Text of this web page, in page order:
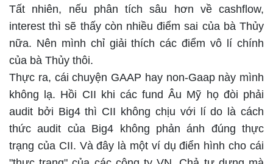
Tất nhiên, nếu phân tích sâu hơn về cashflow,
interest thì sẽ thấy còn nhiều điểm sai của bà Thủy
nữa. Nên mình chỉ giải thích các điểm vô lí chính
của bà Thủy thôi.
Thực ra, cái chuyện GAAP hay non-Gaap này mình
không lạ. Hồi CII khi các fund Âu Mỹ họ đòi phải
audit bởi Big4 thì CII không chịu với lí do là cách
thức audit của Big4 không phản ánh đúng thực
trạng của CII. Và đây là một ví dụ điển hình cho cái